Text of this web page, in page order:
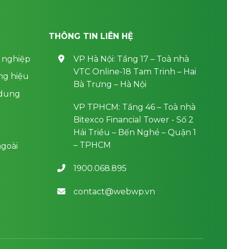
hiệu
THÔNG TIN LIÊN HỆ
VP Hà Nội: Tầng 17 – Toà nhà
VTC Online-18 Tam Trinh – Hai
Bà Trưng – Hà Nội
VP TPHCM: Tầng 46 – Toà nhà
Bitexco Financial Tower - Số 2
Hải Triều – Bến Nghé – Quận 1
– TPHCM
1900.068.895
contact@webwp.vn